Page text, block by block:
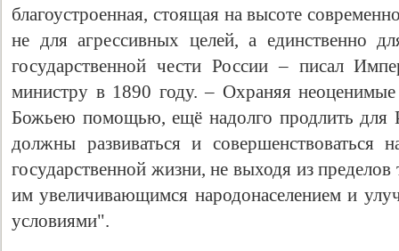
благоустроенная, стоящая на высоте
не для агрессивных целей, а единственно
государственной чести России – писал
министру в 1890 году. – Охраняя
Божьею помощью, ещё надолго продлить для
должны развиваться и совершенствоваться
государственной жизни, не выходя из пределов
им увеличивающимся народонаселением и
условиями".